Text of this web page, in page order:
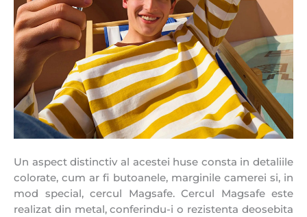
Un aspect distinctiv al acestei huse consta in detaliile
colorate, cum ar fi butoanele, marginile camerei si, in
mod special, cercul Magsafe. Cercul Magsafe este
realizat din metal, conferindu-i o rezistenta deosebita